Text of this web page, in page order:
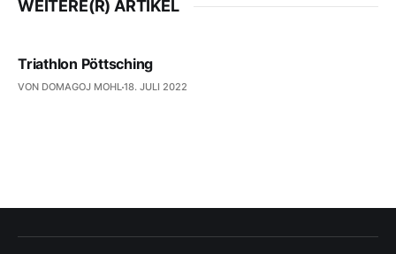
WEITERE(R) ARTIKEL
Triathlon Pöttsching
VON DOMAGOJ MOHL18. JULI 2022